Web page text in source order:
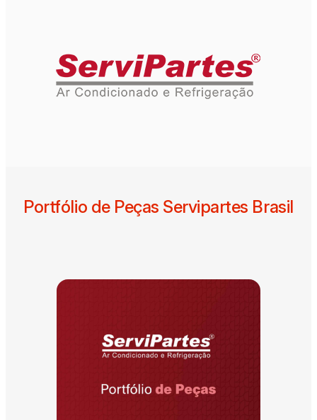
Portfólio de Peças Servipartes Brasil